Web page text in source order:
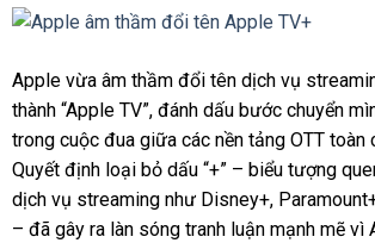
Apple vừa âm thầm đổi tên dịch vụ
thành “Apple TV”, đánh dấu bước chuyển
trong cuộc đua giữa các nền tảng OTT toàn
Quyết định loại bỏ dấu “+” – biểu tượng
dịch vụ streaming như Disney+,
– đã gây ra làn sóng tranh luận mạnh mẽ vì